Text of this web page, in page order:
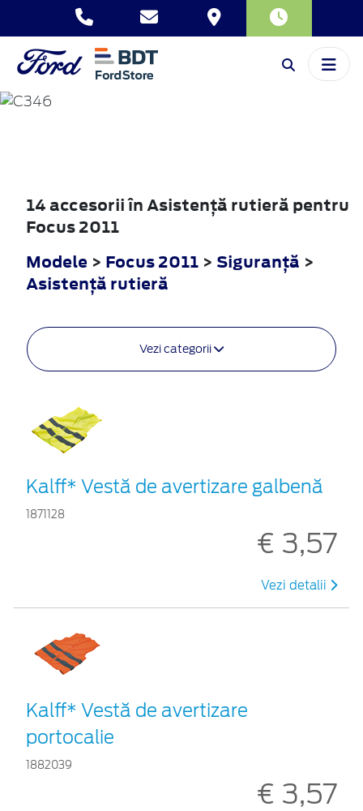
FOCUS
14 accesorii în Asistenţă rutieră pentru
Focus 2011
Modele > Focus 2011 > Siguranţă >
Asistenţă rutieră
Vezi categorii
Kalff* Vestă de avertizare galbenă
1871128
€ 3,57
Vezi detalii
Kalff* Vestă de avertizare
portocalie
1882039
€ 3,57